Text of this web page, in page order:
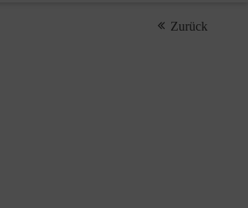
Zurück